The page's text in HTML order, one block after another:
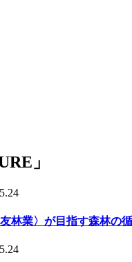
」
林業〉が目指す森林の